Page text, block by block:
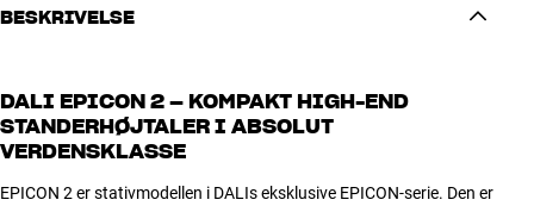
BESKRIVELSE
DALI EPICON 2 – KOMPAKT HIGH-END
STANDERHØJTALER I ABSOLUT
VERDENSKLASSE
EPICON 2 er stativmodellen i DALIs eksklusive EPICON-serie. Den er